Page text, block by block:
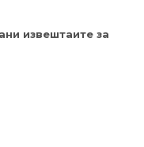
извештаите за